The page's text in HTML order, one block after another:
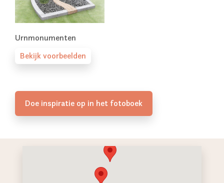
Urnmonumenten
Bekijk voorbeelden
Doe inspiratie op in het fotoboek